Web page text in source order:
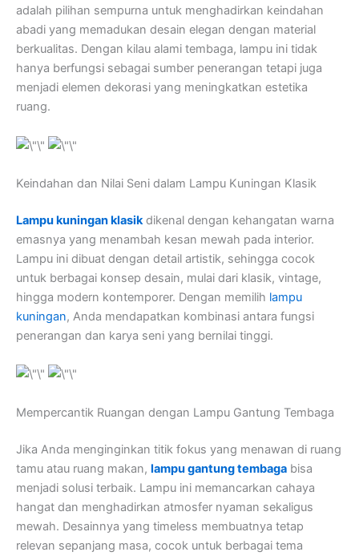
adalah pilihan sempurna untuk menghadirkan keindahan
abadi yang memadukan desain elegan dengan material
berkualitas. Dengan kilau alami tembaga, lampu ini tidak
hanya berfungsi sebagai sumber penerangan tetapi juga
menjadi elemen dekorasi yang meningkatkan estetika
ruang.
Keindahan dan Nilai Seni dalam Lampu Kuningan Klasik
Lampu kuningan klasikdikenal dengan kehangatan warna
emasnya yang menambah kesan mewah pada interior.
Lampu ini dibuat dengan detail artistik, sehingga cocok
untuk berbagai konsep desain, mulai dari klasik, vintage,
hingga modern kontemporer. Dengan memilih lampu
kuningan, Anda mendapatkan kombinasi antara fungsi
penerangan dan karya seni yang bernilai tinggi.
Mempercantik Ruangan dengan Lampu Gantung Tembaga
Jika Anda menginginkan titik fokus yang menawan di ruang
tamu atau ruang makan, lampu gantung tembaga bisa
menjadi solusi terbaik. Lampu ini memancarkan cahaya
hangat dan menghadirkan atmosfer nyaman sekaligus
mewah. Desainnya yang timeless membuatnya tetap
relevan sepanjang masa, cocok untuk berbagai tema